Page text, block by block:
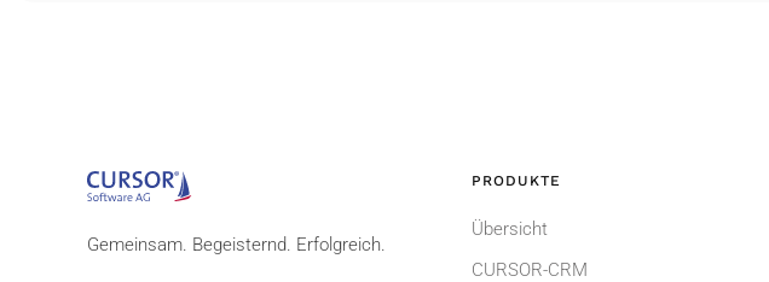
Gemeinsam. Begeisternd. Erfolgreich.
PRODUKTE
Übersicht
CURSOR-CRM